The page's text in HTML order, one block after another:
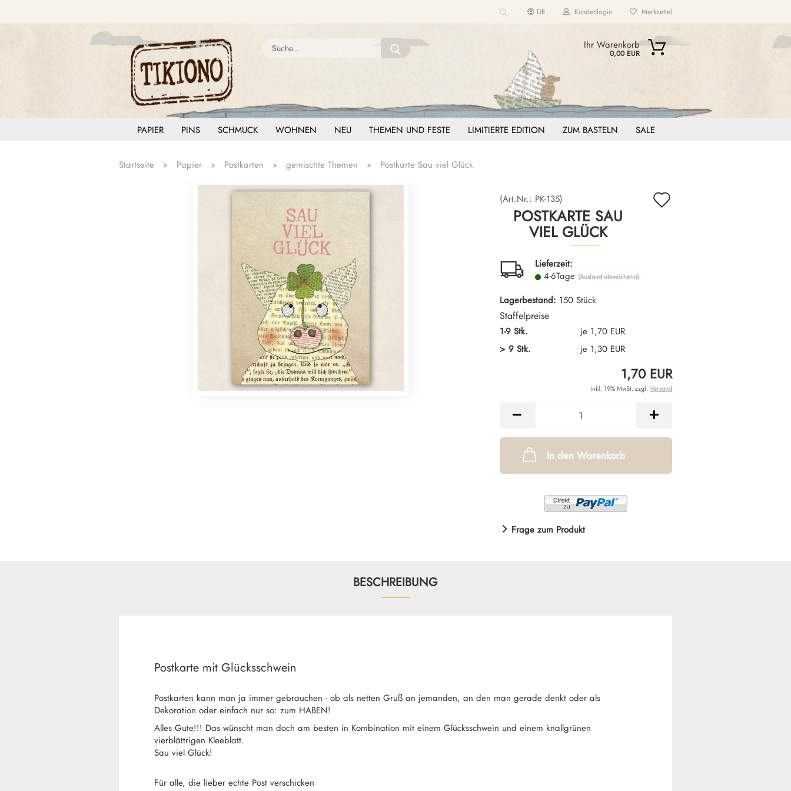
DE
Sprache auswählen
Kundenlogin
Passwort
Passwort vergessen?
Merkzettel
Suche... Ihr Warenkorb
0,00 EUR
PAPIER PINS SCHMUCK WOHNEN NEU THEMEN UND FESTE LIMITIERTE EDITION ZUM BASTELN SALE
Startseite » Papier » Postkarten » gemischte Themen » Postkarte Sau viel Glück
(Art.Nr.: PK-135)
POSTKARTE SAU
VIEL GLÜCK
Lieferzeit:
4-6Tage (Ausland abweichend)
Lagerbestand: 150 Stück
Staffelpreise
1-9 Stk.
je 1,70 EUR
> 9 Stk.
je 1,30 EUR
1,70 EUR
inkl. 19% MwSt. zzgl. Versand
In den Warenkorb
Frage zum Produkt
BESCHREIBUNG
Postkarte mit Glücksschwein
Postkarten kann man ja immer gebrauchen - ob als netten Gruß an jemanden, an den man gerade denkt oder als
Dekoration oder einfach nur so: zum HABEN!
Alles Gute!!! Das wünscht man doch am besten in Kombination mit einem Glücksschwein und einem knallgrünen
vierblättrigen Kleeblatt.
Sau viel Glück!
Für alle, die lieber echte Post verschicken